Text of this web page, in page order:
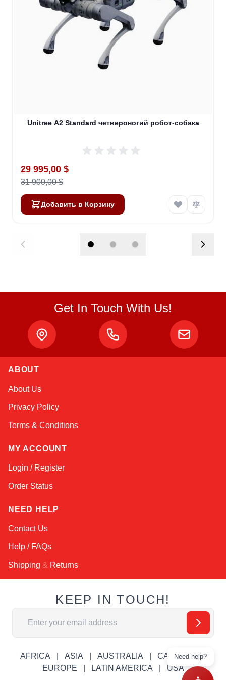
Unitree A2 Standard четвероногий робот-собака
Special Price
29 995,00 $
31 900,00 $
Добавить в Корзину
Get In Touch With Us!
ABOUT
About Us
Privacy Policy
Terms & Conditions
MY ACCOUNT
Login / Register
Order Status
NEED HELP
Contact Us
Help / FAQs
Shipping & Returns
KEEP IN TOUCH!
Адрес электронной почты
AFRICA ASIA AUSTRALIA
CANADA
EUROPE
LATIN AMERICA USA
Need help?